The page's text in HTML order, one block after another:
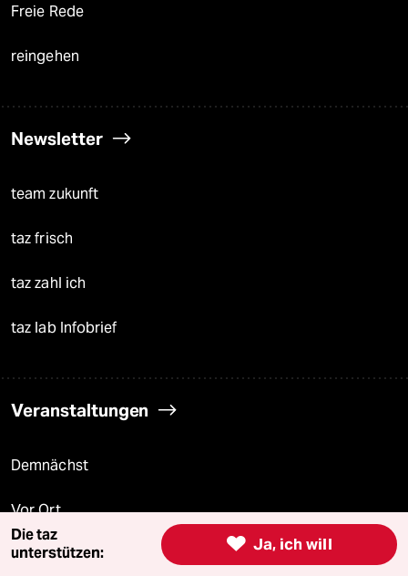
Freie Rede
reingehen
Newsletter
team zukunft
taz frisch
taz zahl ich
taz lab Infobrief
Veranstaltungen
Demnächst
Vor Ort
Live im Stream  Ja, ich will
Die taz
unterstützen: